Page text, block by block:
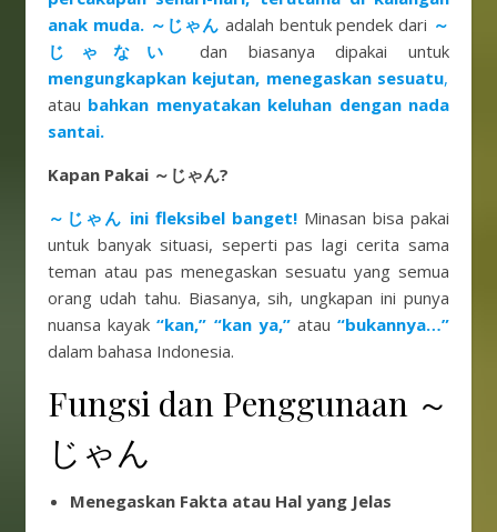
anak muda. ～じゃん adalah bentuk pendek dari ～
じゃない
dan biasanya dipakai untuk
mengungkapkan kejutan, menegaskan sesuatu,
atau bahkan menyatakan keluhan dengan nada
santai.
Kapan Pakai ～じゃん?
～じゃん ini fleksibel banget! Minasan bisa pakai
untuk banyak situasi, seperti pas lagi cerita sama
teman atau pas menegaskan sesuatu yang semua
orang udah tahu. Biasanya, sih, ungkapan ini punya
nuansa kayak “kan,” “kan ya,” atau“bukannya…”
dalam bahasa Indonesia.
Fungsi dan Penggunaan ～
じゃん
Menegaskan Fakta atau Hal yang Jelas